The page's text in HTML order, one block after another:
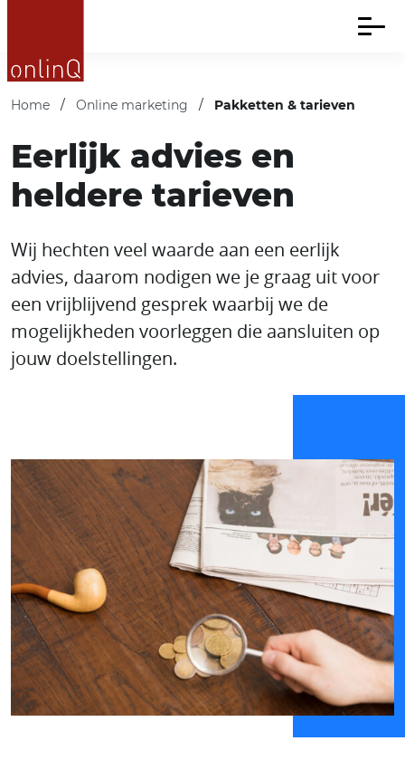
Home / Online marketing / Pakketten & tarieven
Eerlijk advies en
heldere tarieven
Wij hechten veel waarde aan een eerlijk
advies, daarom nodigen we je graag uit voor
een vrijblijvend gesprek waarbij we de
mogelijkheden voorleggen die aansluiten op
jouw doelstellingen.